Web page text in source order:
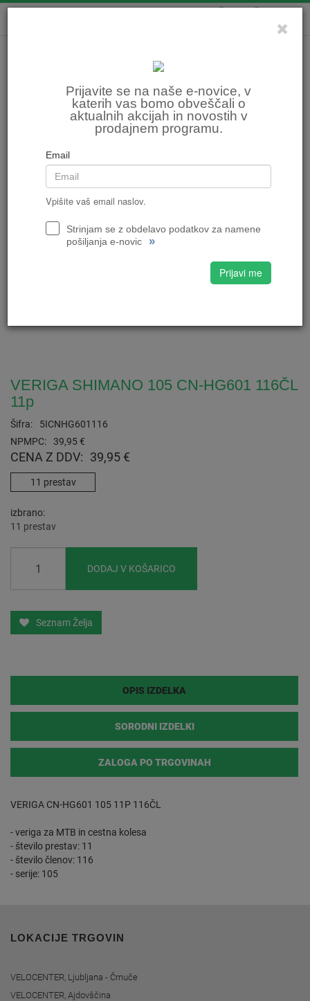
Prijavite se na naše e-novice, v
katerih vas bomo obveščali o
aktualnih akcijah in novostih v
prodajnem programu.
Email
Vpišite vaš email naslov.
Strinjam se z obdelavo podatkov za namene
pošiljanja e-novic
»
Prijavi me
VERIGA SHIMANO 105 CN-HG601 116ČL
11p
Šifra:
5ICNHG601116
NPMPC:
39,95 €
CENA Z DDV: 39,95 €
11 prestav
izbrano
11 prestav
DODAJ V KOŠARICO
Seznam Želja
OPIS IZDELKA
SORODNI IZDELKI
ZALOGA PO TRGOVINAH
VERIGA CN-HG601 105 11P 116ČL
- veriga za MTB in cestna kolesa
- število prestav: 11
- število členov: 116
- serije: 105
LOKACIJE TRGOVIN
VELOCENTER, Ljubljana - Črnuče
VELOCENTER, Ajdovščina